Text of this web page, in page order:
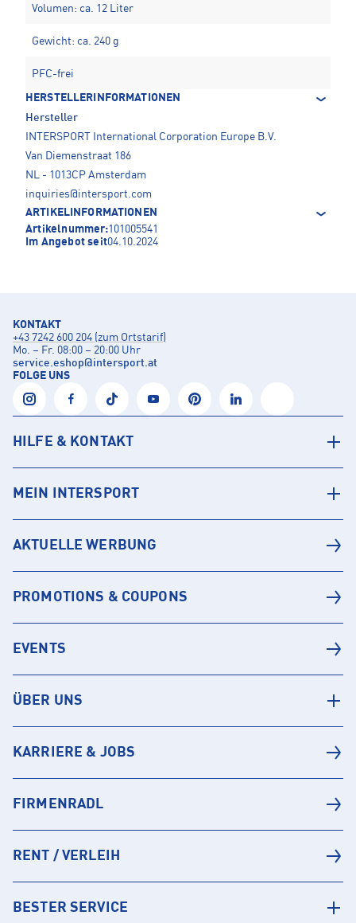
Volumen: ca. 12 Liter
Gewicht: ca. 240 g
PFC-frei
HERSTELLERINFORMATIONEN
Hersteller
INTERSPORT International Corporation Europe B.V.
Van Diemenstraat 186
NL - 1013CP Amsterdam
inquiries@intersport.com
ARTIKELINFORMATIONEN
Artikelnummer:101005541
Im Angebot seit04.10.2024
KONTAKT
+43 7242 600 204 (zum Ortstarif)
Mo. – Fr. 08:00 – 20:00 Uhr
service.eshop@intersport.at
FOLGE UNS
HILFE & KONTAKT
MEIN INTERSPORT
AKTUELLE WERBUNG
PROMOTIONS & COUPONS
EVENTS
ÜBER UNS
KARRIERE & JOBS
FIRMENRADL
RENT / VERLEIH
BESTER SERVICE